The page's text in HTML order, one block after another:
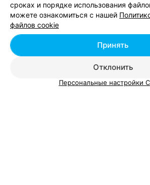
Выпрямление волос в Витебске
Парикмахерские услуги в Витебске
сроках и порядке использования
можете ознакомиться с нашей
файлов cookie
Отклонить
Принять
Персональные настройки